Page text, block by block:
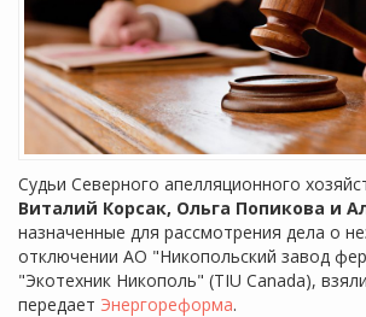
Судьи Северного апелляционного
Виталий Корсак, Ольга Попикова и
назначенные для рассмотрения дела о
отключении АО "Никопольский завод
"Экотехник Никополь" (TIU Canada),
передает Энергореформа.